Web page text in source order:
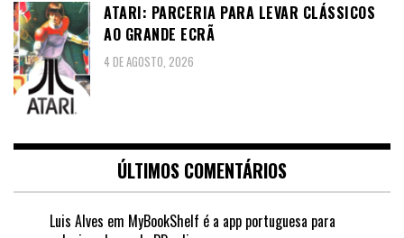
ATARI: PARCERIA PARA LEVAR CLÁSSICOS
AO GRANDE ECRÃ
4 DE AGOSTO, 2026
ÚLTIMOS COMENTÁRIOS
Luis Alves em MyBookShelf é a app portuguesa para